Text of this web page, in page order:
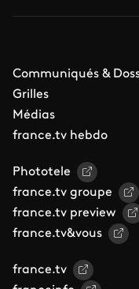
Communiqués &
Grilles
Médias
france.tv hebdo
Phototele
france.tv groupe
france.tv preview
france.tv&vous
france.tv